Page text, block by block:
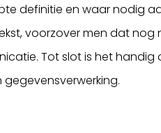
definitie en waar nodig
voorzover men dat
Tot slot is het handig
gegevensverwerking.